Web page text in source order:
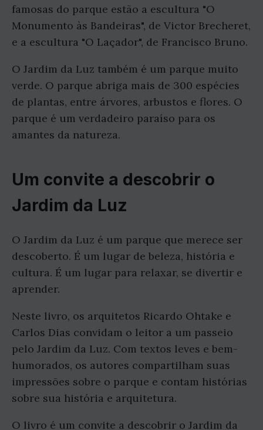
famosas do parque estão a escultura "O
Monumento às Bandeiras", de Victor Brecheret,
e a escultura "O Laçador", de Francisco Bruno.
O Jardim da Luz também é um parque muito
verde. O parque abriga mais de 300 espécies
de plantas, entre árvores, arbustos e flores. O
parque é um verdadeiro paraíso para os
amantes da natureza.
Um convite a descobrir o
Jardim da Luz
O Jardim da Luz é um parque que merece ser
descoberto. É um lugar de beleza, história e
cultura. É um lugar para relaxar, se divertir e
aprender.
Neste livro, os arquitetos Ricardo Ohtake e
Carlos Dias convidam o leitor a um passeio
pelo Jardim da Luz. Com textos leves e bem-
humorados, os autores compartilham suas
impressões sobre o parque e contam histórias
sobre sua história e arquitetura.
O livro é um convite a descobrir o Jardim da